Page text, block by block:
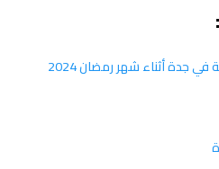
جدة أثناء شهر رمضان 2024